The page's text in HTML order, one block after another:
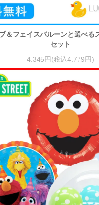
＆フェイスバルーンと選べる
セット
4,345円(税込4,779円)